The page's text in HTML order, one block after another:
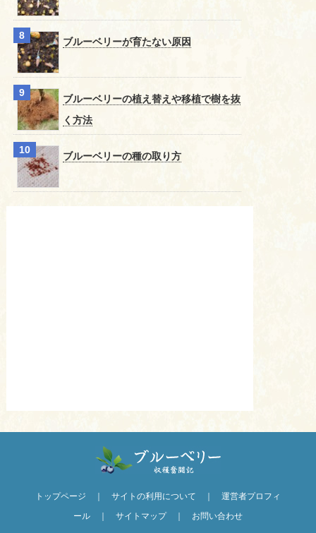
ブルーベリーが育たない原因
ブルーベリーの植え替えや移植で樹を抜
く方法
ブルーベリーの種の取り方
トップページ サイトの利用について
運営者プロフィ
ール｜ サイトマップ｜ お問い合わせ